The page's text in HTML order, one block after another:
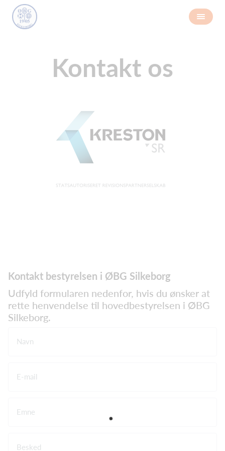
Kontakt os
Kontakt bestyrelsen i ØBG Silkeborg
Udfyld formularen nedenfor, hvis du ønsker at
rette henvendelse til hovedbestyrelsen i ØBG
Silkeborg.
Navn
E-mail
Emne
Besked